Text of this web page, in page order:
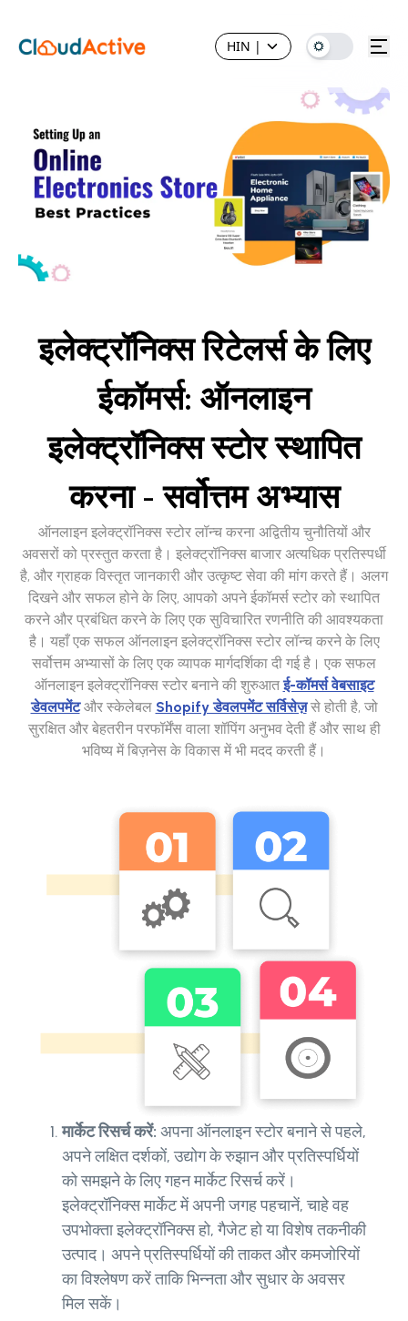
HIN |
इलेक्ट्रॉनिक्स रिटेलर्स के लिए
ईकॉमर्स: ऑनलाइन
इलेक्ट्रॉनिक्स स्टोर स्थापित
करना - सर्वोत्तम अभ्यास
ऑनलाइन इलेक्ट्रॉनिक्स स्टोर लॉन्च करना अद्वितीय चुनौतियों और
अवसरों को प्रस्तुत करता है। इलेक्ट्रॉनिक्स बाजार अत्यधिक प्रतिस्पर्धी
है, और ग्राहक विस्तृत जानकारी और उत्कृष्ट सेवा की मांग करते हैं। अलग
दिखने और सफल होने के लिए, आपको अपने ईकॉमर्स स्टोर को स्थापित
करने और प्रबंधित करने के लिए एक सुविचारित रणनीति की आवश्यकता
है। यहाँ एक सफल ऑनलाइन इलेक्ट्रॉनिक्स स्टोर लॉन्च करने के लिए
सर्वोत्तम अभ्यासों के लिए एक व्यापक मार्गदर्शिका दी गई है। एक सफल
ऑनलाइन इलेक्ट्रॉनिक्स स्टोर बनाने की शुरुआतई-कॉमर्स वेबसाइट
डेवलपमेंटऔर स्केलेबल Shopify डेवलपमेंट सर्विसेज़से होती है, जो
सुरक्षित और बेहतरीन परफॉर्मेंस वाला शॉपिंग अनुभव देती हैं और साथ ही
भविष्य में बिज़नेस के विकास में भी मदद करती हैं।
मार्केट रिसर्च करें: अपना ऑनलाइन स्टोर बनाने से पहले,
अपने लक्षित दर्शकों, उद्योग के रुझान और प्रतिस्पर्धियों
को समझने के लिए गहन मार्केट रिसर्च करें।
इलेक्ट्रॉनिक्स मार्केट में अपनी जगह पहचानें, चाहे वह
उपभोक्ता इलेक्ट्रॉनिक्स हो, गैजेट हो या विशेष तकनीकी
उत्पाद। अपने प्रतिस्पर्धियों की ताकत और कमजोरियों
का विश्लेषण करें ताकि भिन्नता और सुधार के अवसर
मिल सकें।